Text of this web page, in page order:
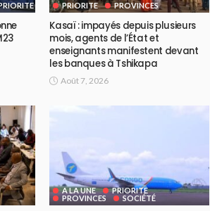
PRIORITE PROVINCES
Kasaï : impayés depuis plusieurs
mois, agents de l’État et
enseignants manifestent devant
les banques à Tshikapa
Août 7, 2026
A LA UNE
PRIORITE
PROVINCES
SOCIÉTÉ